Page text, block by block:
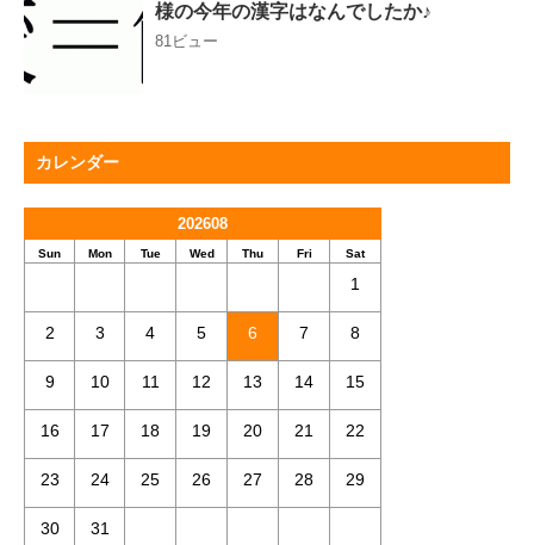
様の今年の漢字はなんでしたか♪
81ビュー
カレンダー
202608
Sun Mon Tue Wed Thu Fri Sat
1
2 3 4 5 6 7 8
9 10 11 12 13 14 15
16 17 18 19 20 21 22
23 24 25 26 27 28 29
30 31